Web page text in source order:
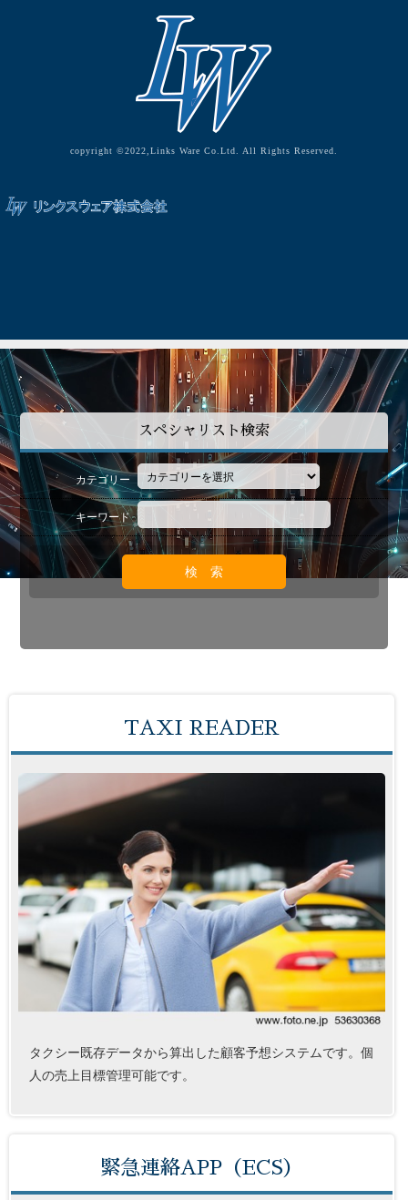
copyright ©2022,Links Ware Co.Ltd. All Rights Reserved.
スペシャリスト検索
カテゴリー
キーワード
TAXI READER
タクシー既存データから算出した顧客予想システムです。個
人の売上目標管理可能です。
緊急連絡APP（ECS）